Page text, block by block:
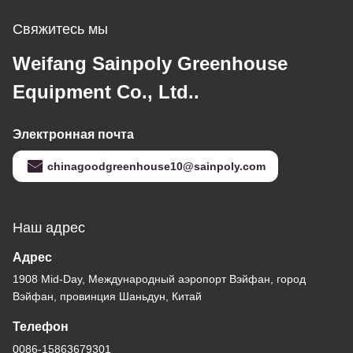
Свяжитесь мы
Weifang Sainpoly Greenhouse
Equipment Co., Ltd..
Электронная почта
chinagoodgreenhouse10@sainpoly.com
Наш адрес
Адрес
1908 Mid-Day, Международный аэропорт Вэйфан, город
Вэйфан, провинция Шаньдун, Китай
Телефон
0086-15863679301